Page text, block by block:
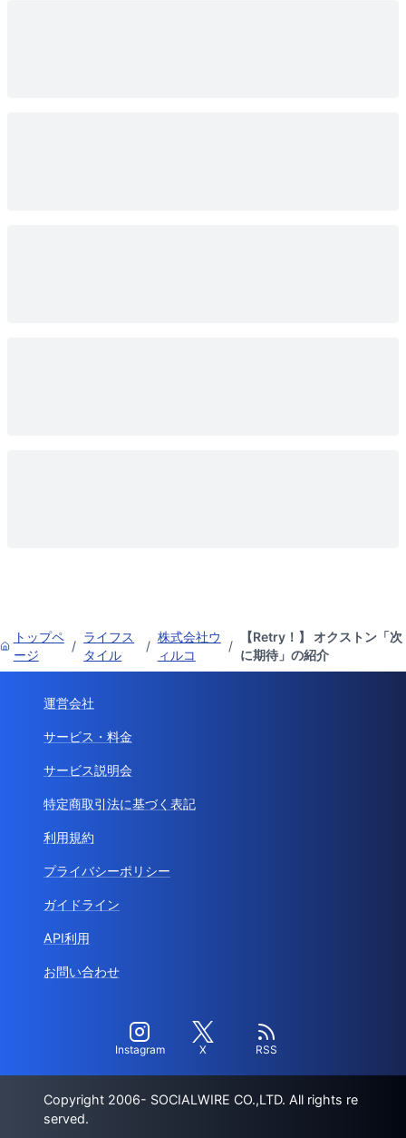
トップペ
ージ
/
ライフス
タイル
/
株式会社ウ
ィルコ
/
【Retry！】 オクストン「次
に期待」の紹介
運営会社
サービス・料金
サービス説明会
特定商取引法に基づく表記
利用規約
プライバシーポリシー
ガイドライン
API利用
お問い合わせ
Instagram X RSS
Copyright 2006- SOCIALWIRE CO.,LTD. All rights re
served.